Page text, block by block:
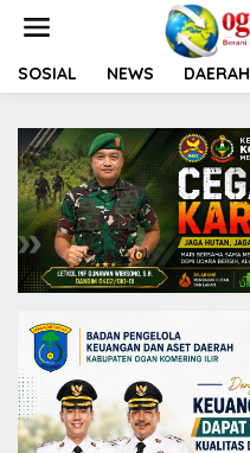
t
SOSIAL NEWS DAERAH